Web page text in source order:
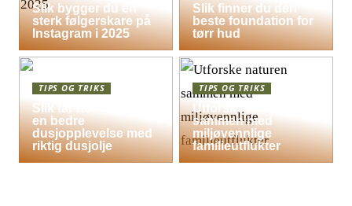
Slik bygger du en
sterk følgerskare på
Instagram i 2025
Slik finner du den
beste foundation for
tørr hud
TIPS OG TRIKS
Slik får hele familien
en bedre
dusjopplevelse med
riktig dusjolje
TIPS OG TRIKS
Utforske naturen
sammen med
miljøvennlige
familieutflukter